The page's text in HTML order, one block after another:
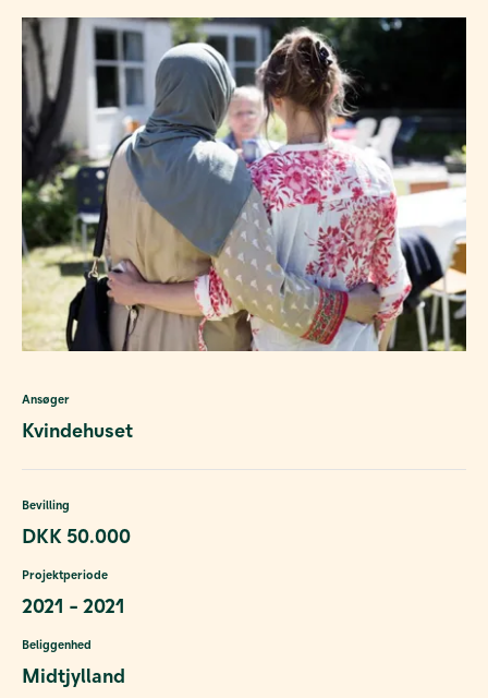
Ansøger
Kvindehuset
Bevilling
DKK 50.000
Projektperiode
2021 - 2021
Beliggenhed
Midtjylland